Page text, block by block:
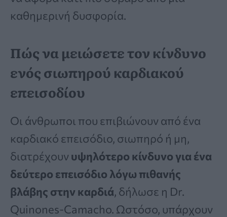
καθημερινή δυσφορία.
Πώς να μειώσετε τον κίνδυνο
ενός σιωπηρού καρδιακού
επεισοδίου
Οι άνθρωποι που επιβιώνουν από ένα
καρδιακό επεισόδιο, σιωπηρό ή μη,
διατρέχουν υψηλότερο κίνδυνο για ένα
δεύτερο επεισόδιο λόγω πιθανής
βλάβης στην καρδιά, δήλωσε η Dr.
Quinones-Camacho. Ωστόσο, υπάρχουν